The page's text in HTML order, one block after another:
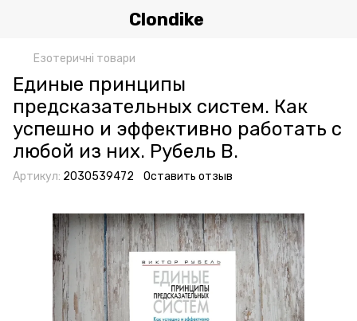
Clondike
Езотеричні товари
Единые принципы
предсказательных систем. Как
успешно и эффективно работать с
любой из них. Рубель В.
Артикул: 2030539472 Оставить отзыв